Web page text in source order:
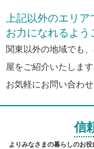
上記以外のエリ
お力になれるよう
関東以外の地域でも
屋をご紹介いたしま
お気軽にお問い合わせ
信
よりみなさまの暮らしのお